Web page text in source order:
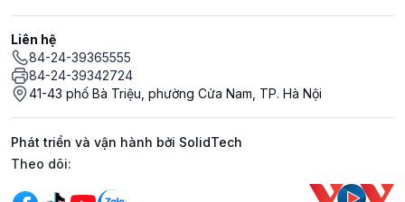
Liên hệ
84-24-39365555
84-24-39342724
41-43 phố Bà Triệu, phường Cửa Nam, TP. Hà Nội
Phát triển và vận hành bởi SolidTech
Mạng xã hội
Theo dõi: